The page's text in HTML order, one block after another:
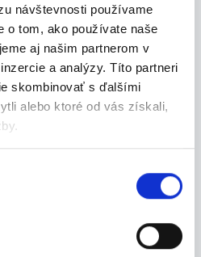
návštevnosti používame
o tom, ako používate naše
aj našim partnerom v
a analýzy. Títo partneri
skombinovať s ďalšími
alebo ktoré od vás získali,